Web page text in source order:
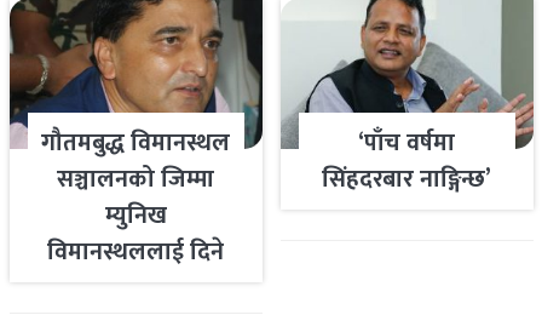
गौतमबुद्ध विमानस्थल
सञ्चालनको जिम्मा
म्युनिख
विमानस्थललाई दिने
‘पाँच वर्षमा
सिंहदरबार नाङ्गिन्छ’